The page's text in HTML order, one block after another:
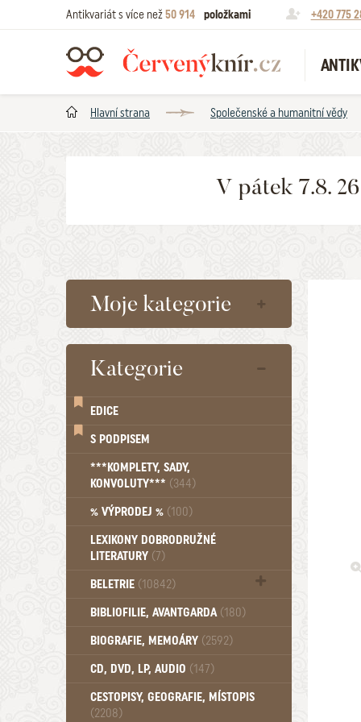
Antikvariát s více než50 914 položkami +420 775
Hlavní strana Společenské a humanitní vědy
V pátek 7.8.
Moje kategorie
Kategorie
EDICE
S PODPISEM
***KOMPLETY, SADY,
KONVOLUTY*** (344)
% VÝPRODEJ % (100)
LEXIKONY DOBRODRUŽNÉ
LITERATURY (7)
BELETRIE (10842)
Beletrie - Historická (1388)
Beletrie - Povídky (1758)
Beletrie - Válečné romány (489)
Beletrie - Ženské a dívčí romány
(1522)
BIBLIOFILIE, AVANTGARDA (180)
BIOGRAFIE, MEMOÁRY (2592)
CD, DVD, LP, AUDIO (147)
CESTOPISY, GEOGRAFIE, MÍSTOPIS
(2208)